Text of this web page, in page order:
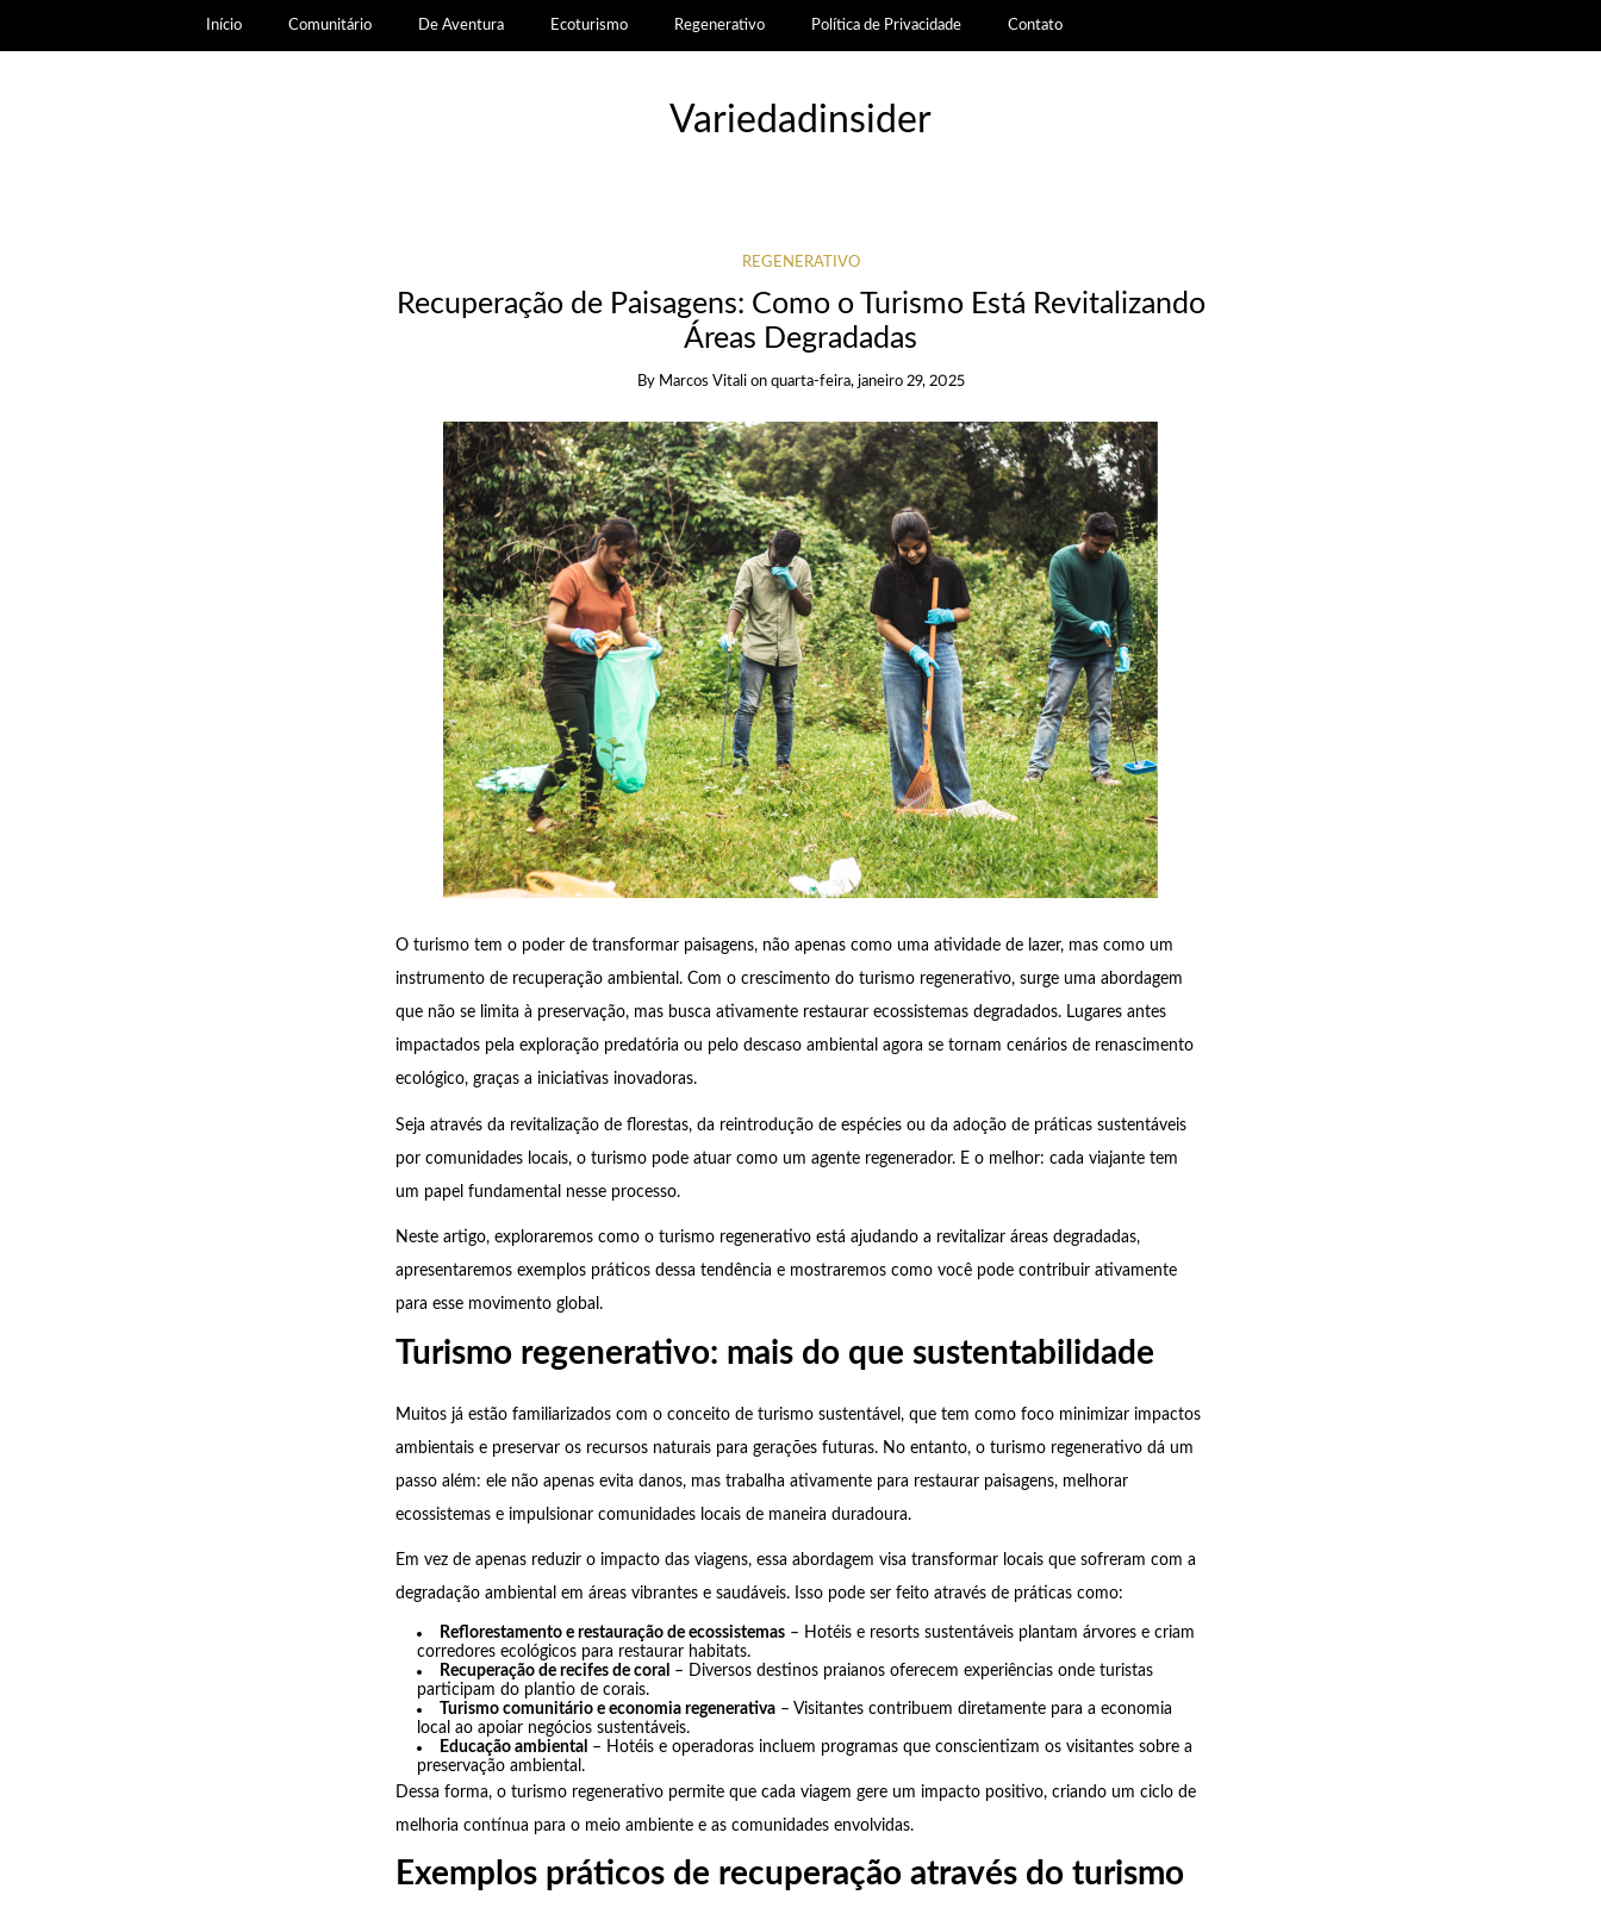
Início Comunitário De Aventura Ecoturismo Regenerativo Política de Privacidade Contato
Variedadinsider
REGENERATIVO
Recuperação de Paisagens: Como o Turismo Está Revitalizando
Áreas Degradadas
By Marcos Vitali on quarta-feira, janeiro 29, 2025
O turismo tem o poder de transformar paisagens, não apenas como uma atividade de lazer, mas como um
instrumento de recuperação ambiental. Com o crescimento do turismo regenerativo, surge uma abordagem
que não se limita à preservação, mas busca ativamente restaurar ecossistemas degradados. Lugares antes
impactados pela exploração predatória ou pelo descaso ambiental agora se tornam cenários de renascimento
ecológico, graças a iniciativas inovadoras.
Seja através da revitalização de florestas, da reintrodução de espécies ou da adoção de práticas sustentáveis
por comunidades locais, o turismo pode atuar como um agente regenerador. E o melhor: cada viajante tem
um papel fundamental nesse processo.
Neste artigo, exploraremos como o turismo regenerativo está ajudando a revitalizar áreas degradadas,
apresentaremos exemplos práticos dessa tendência e mostraremos como você pode contribuir ativamente
para esse movimento global.
Turismo regenerativo: mais do que sustentabilidade
Muitos já estão familiarizados com o conceito de turismo sustentável, que tem como foco minimizar impactos
ambientais e preservar os recursos naturais para gerações futuras. No entanto, o turismo regenerativo dá um
passo além: ele não apenas evita danos, mas trabalha ativamente para restaurar paisagens, melhorar
ecossistemas e impulsionar comunidades locais de maneira duradoura.
Em vez de apenas reduzir o impacto das viagens, essa abordagem visa transformar locais que sofreram com a
degradação ambiental em áreas vibrantes e saudáveis. Isso pode ser feito através de práticas como:
Reflorestamento e restauração de ecossistemas– Hotéis e resorts sustentáveis plantam árvores e criam
corredores ecológicos para restaurar habitats.
Recuperação de recifes de coral – Diversos destinos praianos oferecem experiências onde turistas
participam do plantio de corais.
Turismo comunitário e economia regenerativa– Visitantes contribuem diretamente para a economia
local ao apoiar negócios sustentáveis.
Educação ambiental – Hotéis e operadoras incluem programas que conscientizam os visitantes sobre a
preservação ambiental.
Dessa forma, o turismo regenerativo permite que cada viagem gere um impacto positivo, criando um ciclo de
melhoria contínua para o meio ambiente e as comunidades envolvidas.
Exemplos práticos de recuperação através do turismo